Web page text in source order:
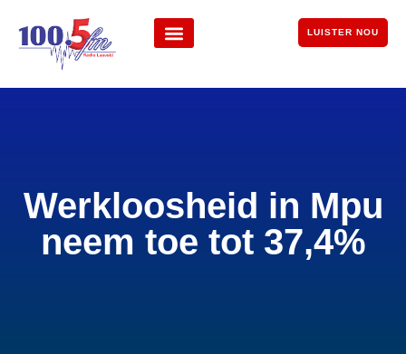
LUISTER NOU
Werkloosheid in Mpu
neem toe tot 37,4%